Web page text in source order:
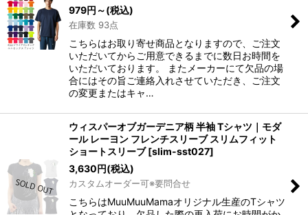
979円 ～(税込)
在庫数 93点
こちらはお取り寄せ商品となりますので、ご注文
いただいてからご用意できるまでに数日お時間を
いただいております。 またメーカーにて欠品の場
合にはその旨ご連絡入れさせていただき、ご注文
の変更またはキャ…
ウィスパーオブガーデニア柄 半袖 Tシャツ｜モダ
ール レーヨン フレンチスリーブ スリムフィット
ショートスリーブ [slim-sst027]
3,630円(税込)
カスタムオーダー可※要問合せ
こちらはMuuMuuMamaオリジナル生産のTシャツ